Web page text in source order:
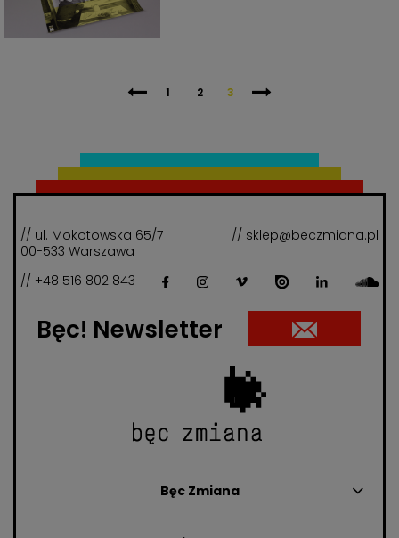
1 2 3
// ul. Mokotowska 65/7
00-533 Warszawa
// sklep@beczmiana.pl
// +48 516 802 843
Bęc! Newsletter
Bęc Zmiana